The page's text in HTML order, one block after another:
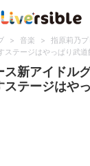
> 音楽 >
指原莉乃
テージはやっぱり武道
新アイドル
テージはや